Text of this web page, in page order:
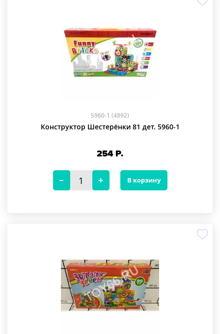
Купить «Фанни Брикс» — значит дать ребёнку возможность творить,
экспериментировать и вдохновляться.
5960-1 (4892)
Конструктор Шестерёнки 81 дет. 5960-1
254Р.
В корзину